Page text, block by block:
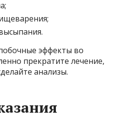
эффекты во
прекратите лечение,
анализы.